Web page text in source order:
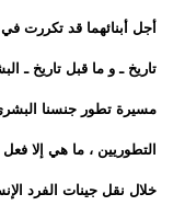
أجل أبنائهما قد تكررت
تاريخ ـ و ما قبل تاريخ ـ
مسيرة تطور جنسنا
التطوريين ، ما هي إلا
خلال نقل جينات الفرد